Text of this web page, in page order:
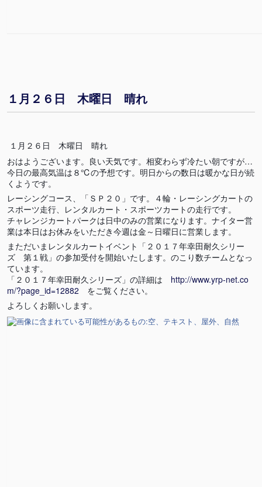
１月２６日 木曜日 晴れ
１月２６日 木曜日 晴れ
おはようございます。良い天気です。相変わらず冷たい朝ですが…
今日の最高気温は８℃の予想です。明日からの数日は暖かな日が続
くようです。
レーシングコース、「ＳＰ２０」です。４輪・レーシングカートの
スポーツ走行、レンタルカート・スポーツカートの走行です。
チャレンジカートパークは日中のみの営業になります。ナイター営
業は本日はお休みをいただき今週は金～日曜日に営業します。
まただいまレンタルカートイベント「２０１７年幸田耐久シリー
ズ 第１戦」の参加受付を開始いたします。のこり数チームとなっ
ています。
「２０１７年幸田耐久シリーズ」の詳細は http://www.yrp-net.co
m/?page_id=12882 をご覧ください。
よろしくお願いします。